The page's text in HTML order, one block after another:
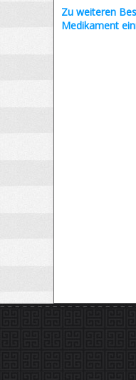
Zu weiteren
Medikament